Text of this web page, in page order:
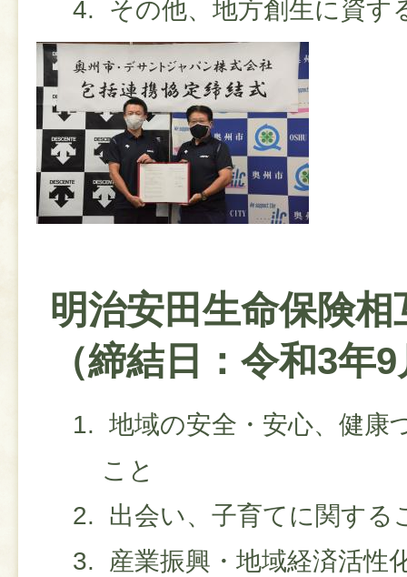
その他、地方創生に資す
明治安田生命保険相
（締結日：令和3年
地域の安全・安心、健康
こと
出会い、子育てに関する
産業振興・地域経済活性